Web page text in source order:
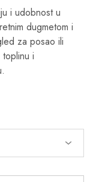
i udobnost u
dugmetom i
za posao ili
i